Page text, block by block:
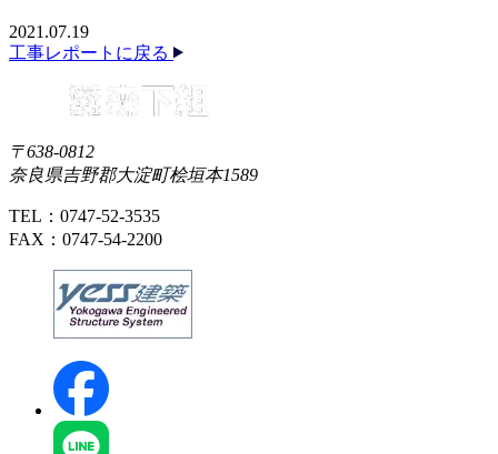
2021.07.19
工事レポートに戻る
〒638-0812
奈良県吉野郡大淀町桧垣本1589
TEL：0747-52-3535
FAX：0747-54-2200